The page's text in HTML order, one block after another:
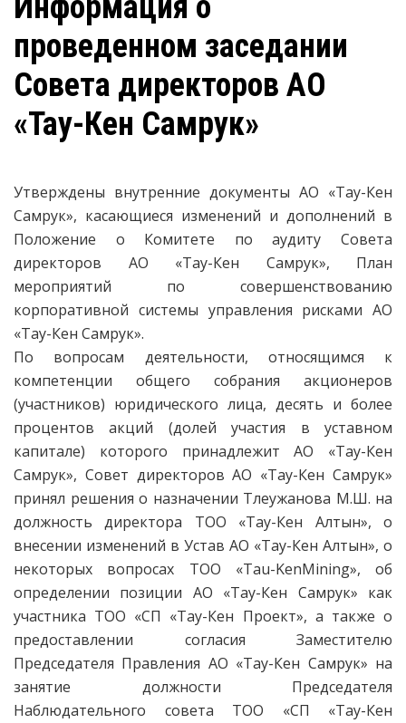
проведенном заседании
Совета директоров АО
«Тау-Кен Самрук»
Утверждены внутренние документы АО «Тау-Кен
Самрук», касающиеся изменений и дополнений в
Положение о Комитете по аудиту Совета
директоров АО «Тау-Кен Самрук», План
мероприятий по совершенствованию
корпоративной системы управления рисками АО
«Тау-Кен Самрук».
По вопросам деятельности, относящимся к
компетенции общего собрания акционеров
(участников) юридического лица, десять и более
процентов акций (долей участия в уставном
капитале) которого принадлежит АО «Тау-Кен
Самрук», Совет директоров АО «Тау-Кен Самрук»
принял решения о назначении Тлеужанова М.Ш. на
должность директора ТОО «Тау-Кен Алтын», о
внесении изменений в Устав АО «Тау-Кен Алтын», о
некоторых вопросах ТОО «Tau-KenMining», об
определении позиции АО «Тау-Кен Самрук» как
участника ТОО «СП «Тау-Кен Проект», а также о
предоставлении согласия Заместителю
Председателя Правления АО «Тау-Кен Самрук» на
занятие должности Председателя
Наблюдательного совета ТОО «СП «Тау-Кен